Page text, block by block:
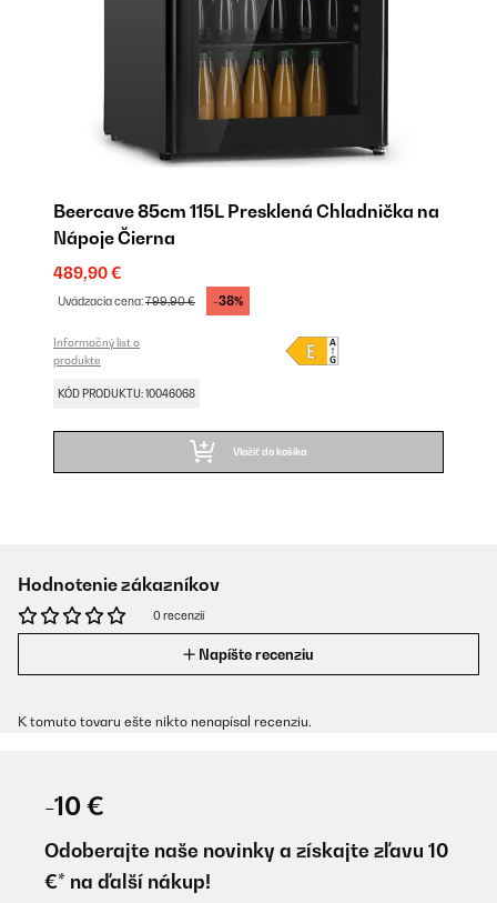
Beercave 85cm 115L Presklená Chladnička na
Nápoje Čierna
489,90 €
Uvádzacia cena:799,90 € -38%
Informačný list o
produkte
KÓD PRODUKTU: 10046068
Vložiť do košíka
Hodnotenie zákazníkov
0 recenzií
Napíšte recenziu
K tomuto tovaru ešte nikto nenapísal recenziu.
-10 €
Odoberajte naše novinky a získajte zľavu 10
€* na ďalší nákup!